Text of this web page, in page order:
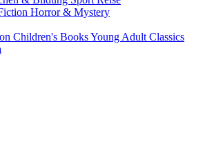
Horror & Mystery
Children's BooksYoung Adult Classics